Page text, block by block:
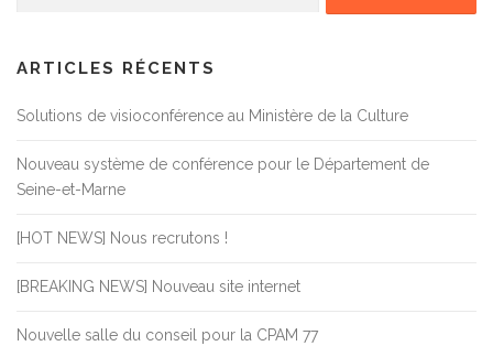
ARTICLES RÉCENTS
Solutions de visioconférence au Ministère de la Culture
Nouveau système de conférence pour le Département de
Seine-et-Marne
[HOT NEWS] Nous recrutons !
[BREAKING NEWS] Nouveau site internet
Nouvelle salle du conseil pour la CPAM 77